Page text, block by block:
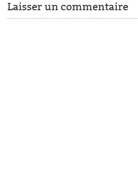
Laisser un commentaire